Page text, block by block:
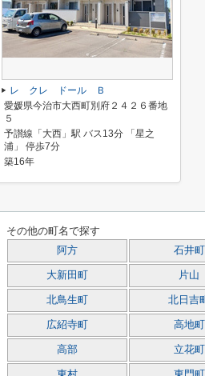
レ クレ ドール Ｂ
愛媛県今治市大西町別府２４２６番地
５
予讃線「大西」駅 バス13分 「星之
浦」 停歩7分
築16年
その他の町名で探す
阿方 石井町
大新田町 片山
北鳥生町 北日吉町
広紹寺町 高地町
高部 立花町